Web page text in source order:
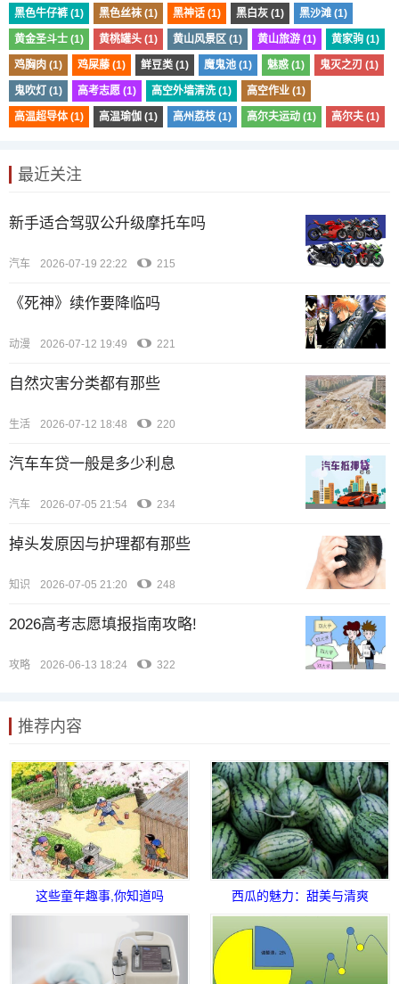
黑色牛仔裤 (1) 黑色丝袜 (1) 黑神话 (1) 黑白灰 (1) 黑沙滩 (1)
黄金圣斗士 (1) 黄桃罐头 (1) 黄山风景区 (1) 黄山旅游 (1) 黄家驹 (1)
鸡胸肉 (1) 鸡屎藤 (1) 鲜豆类 (1) 魔鬼池 (1) 魅惑 (1) 鬼灭之刃 (1)
鬼吹灯 (1) 高考志愿 (1) 高空外墙清洗 (1) 高空作业 (1)
高温超导体 (1) 高温瑜伽 (1) 高州荔枝 (1) 高尔夫运动 (1) 高尔夫 (1)
最近关注
新手适合驾驭公升级摩托车吗
汽车 2026-07-19 22:22 215
《死神》续作要降临吗
动漫 2026-07-12 19:49 221
自然灾害分类都有那些
生活 2026-07-12 18:48 220
汽车车贷一般是多少利息
汽车 2026-07-05 21:54 234
掉头发原因与护理都有那些
知识 2026-07-05 21:20 248
2026高考志愿填报指南攻略!
攻略 2026-06-13 18:24 322
推荐内容
这些童年趣事,你知道吗 西瓜的魅力：甜美与清爽